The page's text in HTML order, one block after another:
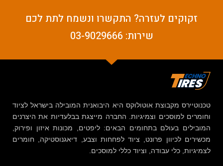
זקוקים לעזרה? התקשרו ונשמח לתת לכם
שירות: 03-9029666
טכנוטיירס מקבוצת אוטולוקס היא היבואנית המובילה בישראל לציוד
וחומרים למוסכים וצמיגיות. החברה מייצגת בבלעדיות את היצרנים
המובילים בעולם בתחומים הבאים: ליפטים, מכונות איזון ופירוק,
מכשירים לכיוון פרונט, ציוד לפחחות וצבע, דיאגנוסטיקה, חומרים
לצמיגיות, כלי עבודה, וציוד כללי למוסכים.